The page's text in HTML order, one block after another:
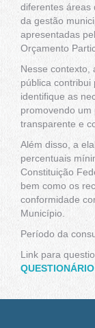
diferentes áreas
da gestão
apresentadas
Orçamento
Nesse contexto,
pública contribui
identifique as
promovendo um
transparente e
Além disso, a
percentuais
Constituição
bem como os
conformidade
Município.
Período da
Link para
QUESTIONÁRIO